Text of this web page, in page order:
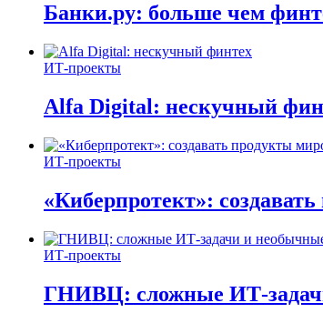
Банки.ру: больше чем
ИТ-проекты
Alfa Digital: нескучный
ИТ-проекты
«Киберпротект»:
ИТ-проекты
ГНИВЦ: сложные